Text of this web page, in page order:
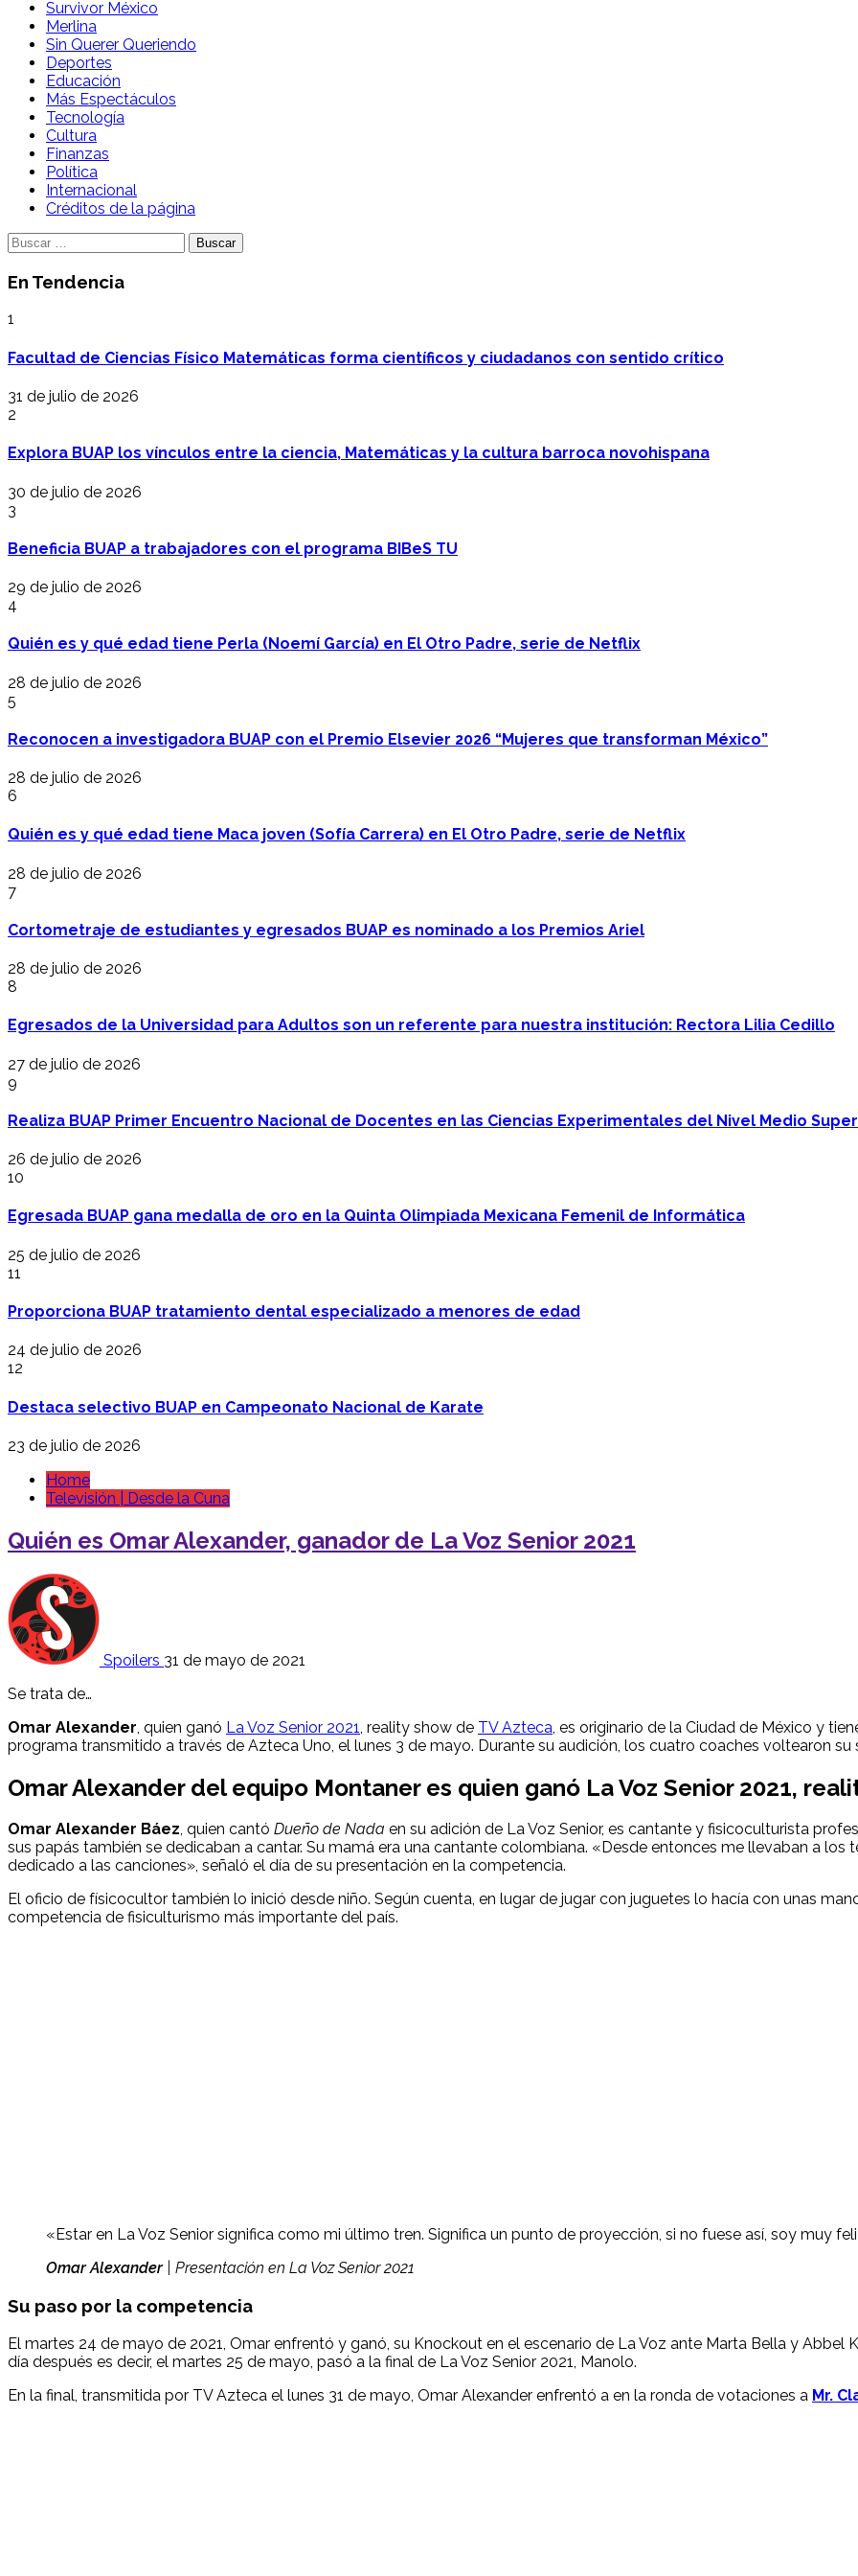
Survivor México
Merlina
Sin Querer Queriendo
Deportes
Educación
Más Espectáculos
Tecnología
Cultura
Finanzas
Política
Internacional
Créditos de la página
Buscar:
En Tendencia
1
Facultad de Ciencias Físico Matemáticas forma científicos y ciudadanos con sentido crítico
31 de julio de 2026
2
Explora BUAP los vínculos entre la ciencia, Matemáticas y la cultura barroca novohispana
30 de julio de 2026
3
Beneficia BUAP a trabajadores con el programa BIBeS TU
29 de julio de 2026
4
Quién es y qué edad tiene Perla (Noemí García) en El Otro Padre, serie de Netflix
28 de julio de 2026
5
Reconocen a investigadora BUAP con el Premio Elsevier 2026 “Mujeres que transforman México”
28 de julio de 2026
6
Quién es y qué edad tiene Maca joven (Sofía Carrera) en El Otro Padre, serie de Netflix
28 de julio de 2026
7
Cortometraje de estudiantes y egresados BUAP es nominado a los Premios Ariel
28 de julio de 2026
8
Egresados de la Universidad para Adultos son un referente para nuestra institución: Rectora Lilia Cedillo
27 de julio de 2026
9
Realiza BUAP Primer Encuentro Nacional de Docentes en las Ciencias Experimentales del Nivel Medio
26 de julio de 2026
10
Egresada BUAP gana medalla de oro en la Quinta Olimpiada Mexicana Femenil de Informática
25 de julio de 2026
11
Proporciona BUAP tratamiento dental especializado a menores de edad
24 de julio de 2026
12
Destaca selectivo BUAP en Campeonato Nacional de Karate
23 de julio de 2026
Home
Televisión | Desde la Cuna
Quién es Omar Alexander, ganador de La Voz Senior 2021
Spoilers 31 de mayo de 2021
Se trata de…
Omar Alexander , quien ganó La Voz Senior 2021 , reality show de TV Azteca , es originario de la Ciudad de México y
programa transmitido a través de Azteca Uno, el lunes 3 de mayo. Durante su audición, los cuatro coaches voltearon
Omar Alexander del equipo Montaner es quien ganó La Voz Senior 2021,
Omar Alexander Báez, quien cantó Dueño de Nada en su adición de La Voz Senior, es cantante y fisicoculturista
sus papás también se dedicaban a cantar. Su mamá era una cantante colombiana. «Desde entonces me llevaban a los
dedicado a las canciones», señaló el día de su presentación en la competencia.
El oficio de físicocultor también lo inició desde niño. Según cuenta, en lugar de jugar con juguetes lo hacía con unas
competencia de fisiculturismo más importante del país.
«Estar en La Voz Senior significa como mi último tren. Significa un punto de proyección, si no fuese así, soy muy
Omar Alexander| Presentación en La Voz Senior 2021
Su paso por la competencia
El martes 24 de mayo de 2021, Omar enfrentó y ganó, su Knockout en el escenario de La Voz ante Marta Bella y Abbel
día después es decir, el martes 25 de mayo, pasó a la final de La Voz Senior 2021, Manolo.
En la final, transmitida por TV Azteca el lunes 31 de mayo, Omar Alexander enfrentó a en la ronda de votaciones a Mr.